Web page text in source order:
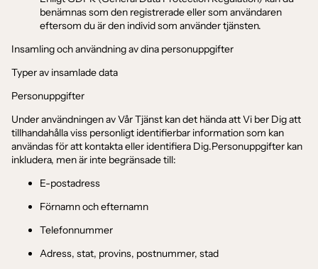
benämnas som den registrerade eller som användaren
eftersom du är den individ som använder tjänsten.
Insamling och användning av dina personuppgifter
Typer av insamlade data
Personuppgifter
Under användningen av Vår Tjänst kan det hända att Vi ber Dig att
tillhandahålla viss personligt identifierbar information som kan
användas för att kontakta eller identifiera Dig.Personuppgifter kan
inkludera, men är inte begränsade till:
E-postadress
Förnamn och efternamn
Telefonnummer
Adress, stat, provins, postnummer, stad